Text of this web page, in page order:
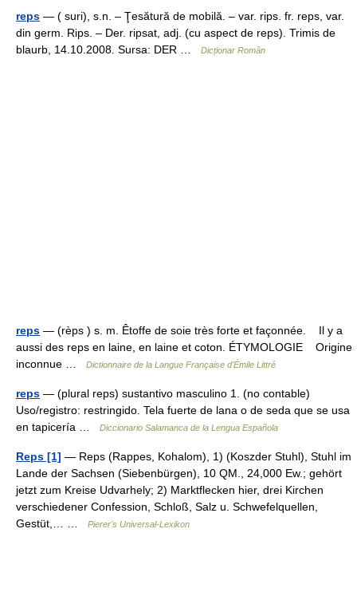
reps — ( suri), s.n. – Ţesătură de mobilă. – var. rips. fr. reps, var.
din germ. Rips. – Der. ripsat, adj. (cu aspect de reps). Trimis de
blaurb, 14.10.2008. Sursa: DER …
Dicționar Român
reps — (rèps ) s. m. Êtoffe de soie très forte et façonnée. Il y a
aussi des reps en laine, en laine et coton. ÉTYMOLOGIE Origine
inconnue …
Dictionnaire de la Langue Française d'Émile Littré
reps — (plural reps) sustantivo masculino 1. (no contable)
Uso/registro: restringido. Tela fuerte de lana o de seda que se usa
en tapicería …
Diccionario Salamanca de la Lengua Española
Reps [1] — Reps (Rappes, Kohalom), 1) (Koszder Stuhl), Stuhl im
Lande der Sachsen (Siebenbürgen), 10 QM., 24,000 Ew.; gehört
jetzt zum Kreise Udvarhely; 2) Marktflecken hier, drei Kirchen
verschiedener Confession, Schloß, Salz u. Schwefelquellen,
Gestüt,… …
Pierer's Universal-Lexikon